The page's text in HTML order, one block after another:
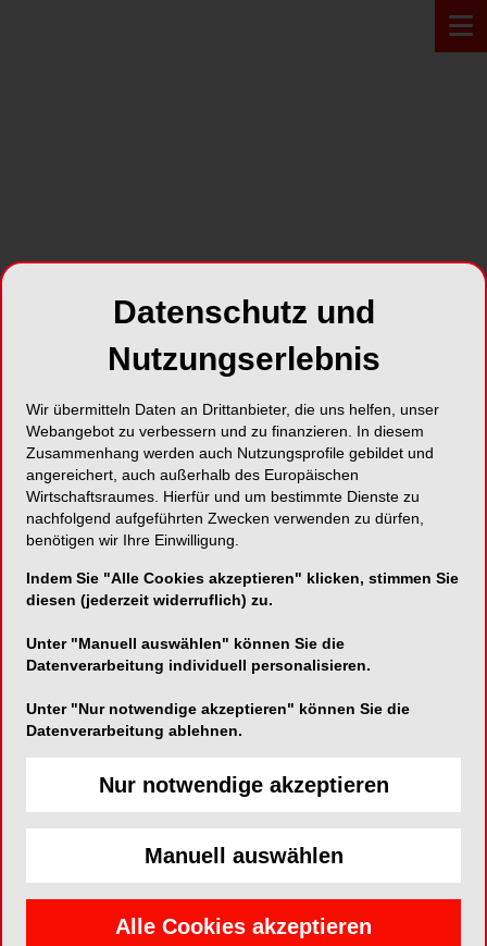
ONLINE 29.10.2025
Webinar: Der
Gamechanger für Deine
Vorsorge – Finanzfitness
für ZFA/ZMV/ZMP/DH
Infos und Anmeldung:
https://www.plandent.de/veranstaltungen/
fuer-zfa-zmv-zmp-dh-online-29-10-2025.html
Plandent
Schuckertstr. 21
Tel.: +492517607275
akademie@plandent.de
www.plandent.de/veranstaltungen
Datenschutz und
Nutzungserlebnis
Wir übermitteln Daten an Drittanbieter, die uns helfen, unser
Webangebot zu verbessern und zu finanzieren. In diesem
Zusammenhang werden auch Nutzungsprofile gebildet und
angereichert, auch außerhalb des Europäischen
Wirtschaftsraumes. Hierfür und um bestimmte Dienste zu
nachfolgend aufgeführten Zwecken verwenden zu dürfen,
benötigen wir Ihre Einwilligung.
Indem Sie "Alle Cookies akzeptieren" klicken, stimmen Sie
diesen (jederzeit widerruflich) zu.
Unter "Manuell auswählen" können Sie die
Datenverarbeitung individuell personalisieren.
Unter "Nur notwendige akzeptieren" können Sie die
Datenverarbeitung ablehnen.
Nur notwendige akzeptieren
Manuell auswählen
Alle Cookies akzeptieren